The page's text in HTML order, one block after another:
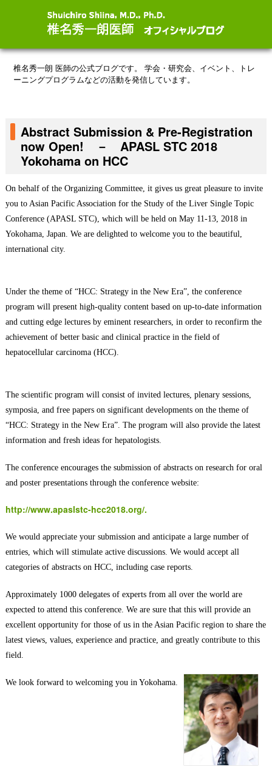
椎名秀一朗 医師の公式ブログです。
学会・研究会、イベント、トレ
ーニングプログラムなどの活動を発信しています。
Abstract Submission & Pre-Registration
now Open! － APASL STC 2018
Yokohama on HCC
On behalf of the Organizing Committee, it gives us great pleasure to invite
you to Asian Pacific Association for the Study of the Liver Single Topic
Conference (APASL STC), which will be held on May 11-13, 2018 in
Yokohama, Japan. We are delighted to welcome you to the beautiful,
international city.
Under the theme of “HCC: Strategy in the New Era”, the conference
program will present high-quality content based on up-to-date information
and cutting edge lectures by eminent researchers, in order to reconfirm the
achievement of better basic and clinical practice in the field of
hepatocellular carcinoma (HCC).
The scientific program will consist of invited lectures, plenary sessions,
symposia, and free papers on significant developments on the theme of
“HCC: Strategy in the New Era”. The program will also provide the latest
information and fresh ideas for hepatologists.
The conference encourages the submission of abstracts on research for oral
and poster presentations through the conference website:
http://www.apaslstc-hcc2018.org/.
We would appreciate your submission and anticipate a large number of
entries, which will stimulate active discussions. We would accept all
categories of abstracts on HCC, including case reports.
Approximately 1000 delegates of experts from all over the world are
expected to attend this conference. We are sure that this will provide an
excellent opportunity for those of us in the Asian Pacific region to share the
latest views, values, experience and practice, and greatly contribute to this
field.
We look forward to welcoming you in Yokohama.